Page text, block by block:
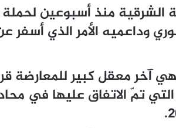
الشرقية منذ أسبوعين
وداعميه الأمر الذي
آخر معقل كبير
تمّ الاتفاق عليها في